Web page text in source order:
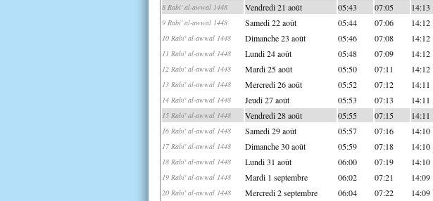
8 Rabi' al-awwal 1448 Vendredi 21 août 05:43 07:05 14:13
9 Rabi' al-awwal 1448 Samedi 22 août 05:44 07:06 14:12
10 Rabi' al-awwal 1448 Dimanche 23 août 05:46 07:08 14:12
11 Rabi' al-awwal 1448 Lundi 24 août 05:48 07:09 14:12
12 Rabi' al-awwal 1448 Mardi 25 août 05:50 07:11 14:12
13 Rabi' al-awwal 1448 Mercredi 26 août 05:52 07:12 14:11
14 Rabi' al-awwal 1448 Jeudi 27 août 05:53 07:13 14:11
15 Rabi' al-awwal 1448 Vendredi 28 août 05:55 07:15 14:11
16 Rabi' al-awwal 1448 Samedi 29 août 05:57 07:16 14:10
17 Rabi' al-awwal 1448 Dimanche 30 août 05:59 07:18 14:10
18 Rabi' al-awwal 1448 Lundi 31 août 06:00 07:19 14:10
19 Rabi' al-awwal 1448 Mardi 1 septembre 06:02 07:21 14:09
20 Rabi' al-awwal 1448 Mercredi 2 septembre 06:04 07:22 14:09